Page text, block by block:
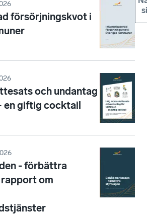
försörjningskvot i
och undantag
en giftig cocktail
- förbättra
om